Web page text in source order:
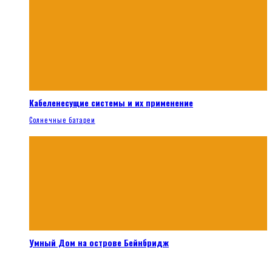
Кабеленесущие системы и их применение
Солнечные батареи
Умный Дом на острове Бейнбридж